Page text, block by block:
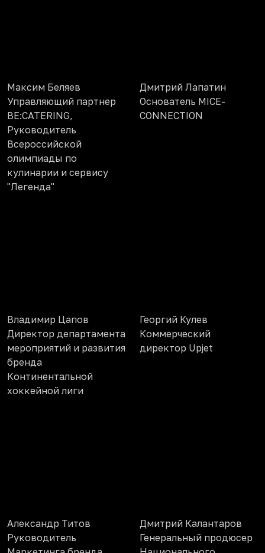
Максим Беляев
Управляющий партнер
BE:CATERING,
Руководитель
Всероссийской
олимпиады по
кулинарии и сервису
"Легенда"
Дмитрий Лапатин
Основатель MICE-
CONNECTION
Владимир Цапов
Директор департамента
мероприятий и развития
бренда
Континентальной
хоккейной лиги
Георгий Кулев
Коммерческий
директор Upjet
Александр Титов
Руководитель
Дмитрий Калантаров
Генеральный продюсер